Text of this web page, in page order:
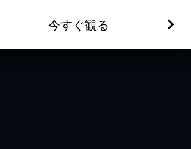
今すぐ観る